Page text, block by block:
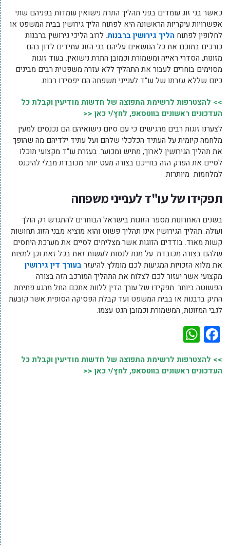
כאשר בני זוג עומדים בפני תהליך התרת נישואין עומדות בפניהם שתי
אפשרויות עיקריות הראשונה היא לפתוח הליך גירושין בבית המשפט או
לחלופין לפתוח הליך גירושין ברבנות. לרוב הליכי גירושין ברבנות
כורכים בתוכם את כל הנושאים עליהם בני הזוג עתידים לדון בהם
מזונות, הסדרי ראייה ומשמורת וכמובן התרת נישואין. בעוד זוגות
מסוימים בוחרים לעבור את התהליך ללא עזרה משפטית רבים מבינים
כיום שללא עזרתו של עו"ד לענייני משפחה הם יפסידו רבות.
>> להצטרפות לרשימת התפוצה של חדשות מודיעין וקבלת כל
העדכונים ראשונים בווטסאפ, לחץ/י כאן <<
לצערנו זוגות רבים מרגישים כי עם סיום נישואיהם הם נכנסים למעין
מלחמה קיומית על העתיד הכלכלי שלהם ועל עתיד ילדיהם מה שהופך
את תהליך הגירושין לארוך, מתיש ומכוער. בעזרת עו"ד מקצועי תוכלו
לסיים את הפרק הזה בחייכם בצורה מעט יותר מכובדת מבלי להיכנס
למלחמות מיותרות.
תפקידו של עו"ד לענייני משפחה
בשנים האחרונות מספר הזוגות בישראל הבוחרים להתגרש רק הולך
ועולה. תהליך הגירושין אינו תהליך פשוט והוא מוציא מבני הזוג תחושות
קשות מאוד. בודדים הזוגות אשר מצליחים לסיים את מערכת היחסים
שלהם בצורה מכובדת. על מנת לנסות לעשות זאת בכל זאת וכן למצות
את מלוא הזכויות המגיעות לכם מומלץ להיעזרבעורך דין גירושין
מקצועי אשר יעזור לכם לצלוח את התהליך המורכב הזה בצורה
הפשוטה ביותר. תפקידו של עורך הדין ללוות אתכם החל מרגע פתיחת
התיק ברבנות או בבית המשפט ועד קבלת הפסיקה הסופית אשר קובעת
לגבי המזונות, המשמורת וכמובן הגט עצמו.
Facebook
>> להצטרפות לרשימת התפוצה של חדשות מודיעין וקבלת כל
העדכונים ראשונים בווטסאפ, לחץ/י כאן <<